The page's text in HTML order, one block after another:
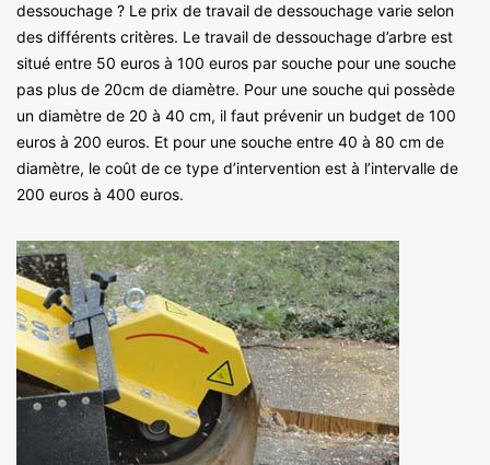
dessouchage ? Le prix de travail de dessouchage varie selon
des différents critères. Le travail de dessouchage d’arbre est
situé entre 50 euros à 100 euros par souche pour une souche
pas plus de 20cm de diamètre. Pour une souche qui possède
un diamètre de 20 à 40 cm, il faut prévenir un budget de 100
euros à 200 euros. Et pour une souche entre 40 à 80 cm de
diamètre, le coût de ce type d’intervention est à l’intervalle de
200 euros à 400 euros.